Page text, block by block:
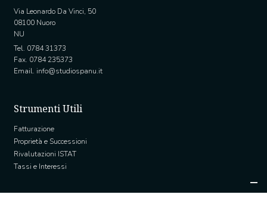
Via Leonardo Da Vinci, 50
08100 Nuoro
NU
Tel. 0784 31373
Fax. 0784 235373
Email. info@studiospanu.it
Strumenti Utili
Fatturazione
Proprietà e Successioni
Rivalutazioni ISTAT
Tassi e Interessi